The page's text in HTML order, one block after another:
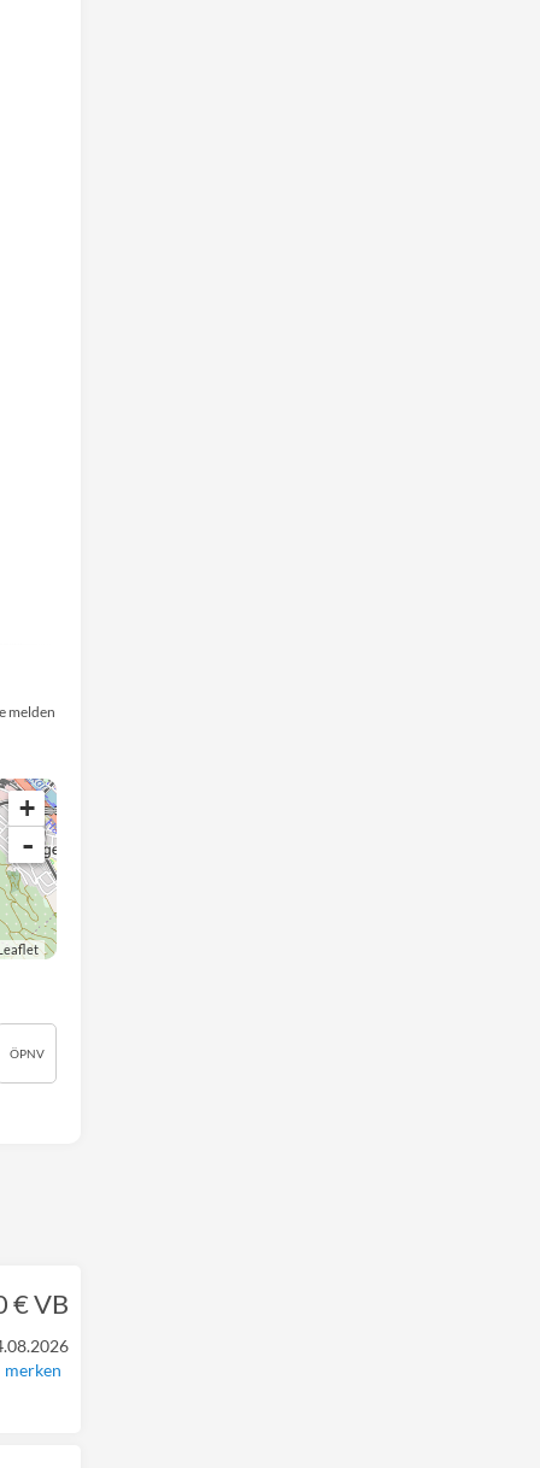
melden
+
-
ÖPNV
€ VB
merken